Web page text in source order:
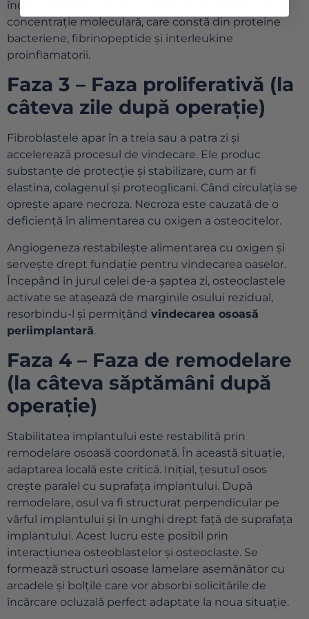
îndreaptă spre rană de-a lungul unui gradient de
concentrație moleculară, care constă din proteine ​​
bacteriene, fibrinopeptide și interleukine
proinflamatorii.
Faza 3 – Faza proliferativă (la
câteva zile după operație)
Fibroblastele apar în a treia sau a patra zi și
accelerează procesul de vindecare. Ele produc
substanțe de protecție și stabilizare, cum ar fi
elastina, colagenul și proteoglicani. Când circulația se
oprește apare necroza. Necroza este cauzată de o
deficiență în alimentarea cu oxigen a osteocitelor.
Angiogeneza restabilește alimentarea cu oxigen și
servește drept fundație pentru vindecarea oaselor.
Începând în jurul celei de-a șaptea zi, osteoclastele
activate se atașează de marginile osului rezidual,
resorbindu-l și permițând vindecarea osoasă
periimplantară.
Faza 4 – Faza de remodelare
(la câteva săptămâni după
operație)
Stabilitatea implantului este restabilită prin
remodelare osoasă coordonată. În această situație,
adaptarea locală este critică. Inițial, țesutul osos
crește paralel cu suprafața implantului. După
remodelare, osul va fi structurat perpendicular pe
vârful implantului şi în unghi drept față de suprafața
implantului. Acest lucru este posibil prin
interacțiunea osteoblastelor şi osteoclaste. Se
formează structuri osoase lamelare asemănător cu
arcadele și bolțile care vor absorbi solicitările de
încărcare ocluzală perfect adaptate la noua situație.